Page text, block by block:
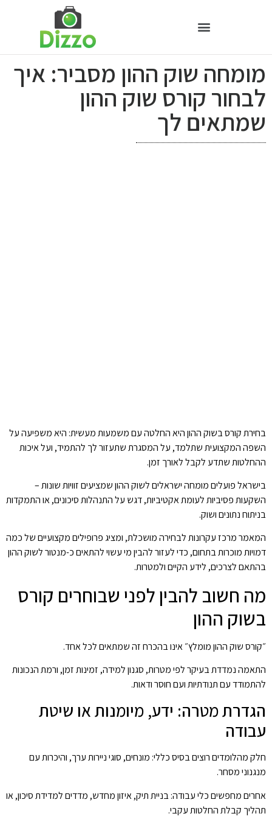
מומחה שוק ההון מסביר: איך
לבחור קורס שוק ההון
שמתאים לך
בחירת קורס בשוק ההון היא החלטה עם משמעות מעשית: היא משפיעה על
השפה המקצועית שתלמד, על המסגרת שתעזור לך להתמיד, ועל איכות
ההחלטות שתדע לקבל לאורך זמן.
בישראל פועלים מומחה ישראלים לשוק ההון שמציעים זוויות שונות –
השקעות פסיביות לעומת אקטיביות, דגש על התנהלות סיכונים, או התמקדות
בניתוח נתונים ושוק.
המאמר מרכז עקרונות לבחירה מושכלת, ומציג פרופילים מקצועיים של כמה
דמויות מוכרות בתחום, כדי לעזור להבין מי עשוי להתאים כ-מנטור לשוק ההון
בהתאם לצרכים, לידע הקיים ולמטרות.
מה חשוב להבין לפני שבוחרים קורס
בשוק ההון
״קורס שוק ההון מומלץ״ אינו בהכרח זה שמתאים לכל אחד.
התאמה נמדדת בעיקר לפי מטרות, סגנון למידה, זמינות זמן, ורמת הנכונות
להתמודד עם תנודתיות ועם חוסר ודאות.
הגדרת מטרה: ידע, מיומנות או שיטת
עבודה
חלק מהלומדים רוצים בסיס כללי: מונחים, סוגי ניירות ערך, והיכרות עם
מנגנוני מסחר.
אחרים מחפשים כלי עבודה: בניית תיק, איזון מחדש, מדדים למדידת סיכון, או
תהליך קבלת החלטות עקבי.